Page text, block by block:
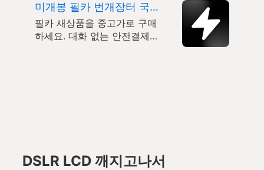
미개봉 필카 번개장터 국
내 최대 브랜드 중고거래
필카 새상품을 중고가로 구매
하세요. 대화 없는 안전결제
DSLR LCD 깨지고나서